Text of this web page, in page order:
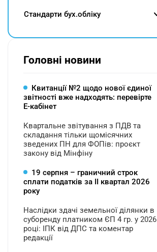
Cтандарти бух.обліку
Головні новини
Квитанції №2 щодо нової єдиної
звітності вже надходять: перевірте
Е-кабінет
Квартальне звітування з ПДВ та
складання тільки щомісячних
зведених ПН для ФОПів: проєкт
закону від Мінфіну
19 серпня – граничний строк
сплати податків за ІI квартал 2026
року
Наслідки здачі земельної ділянки в
суборенду платником ЄП 4 гр. у 2026
році: ІПК від ДПС та коментар
редакції